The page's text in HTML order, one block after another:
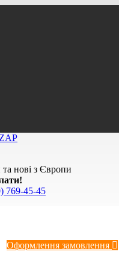
та нові з Європи
769-45-45
Оформлення замовлення